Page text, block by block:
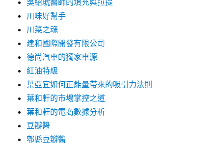
吳紹琥醫師的填充與拉提
川味好幫手
川菜之魂
建和國際開發有限公司
德尚汽車的獨家車源
紅油特級
葉亞宜如何正能量帶來的吸引力法則
葉和軒的市場掌控之道
葉和軒的電商數據分析
豆瓣醬
郫縣豆瓣醬